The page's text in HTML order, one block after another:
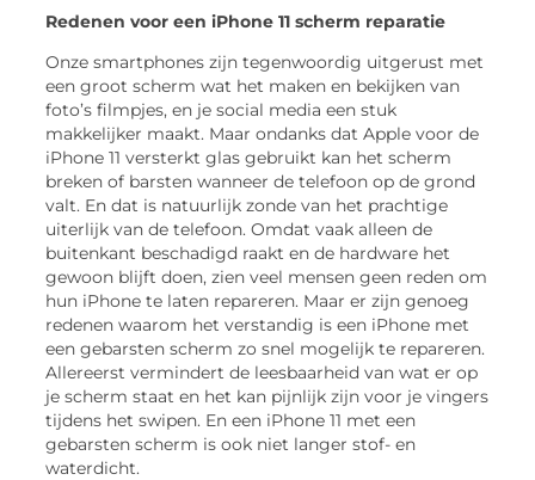
Redenen voor een iPhone 11 scherm reparatie
Onze smartphones zijn tegenwoordig uitgerust met
een groot scherm wat het maken en bekijken van
foto’s filmpjes, en je social media een stuk
makkelijker maakt. Maar ondanks dat Apple voor de
iPhone 11 versterkt glas gebruikt kan het scherm
breken of barsten wanneer de telefoon op de grond
valt. En dat is natuurlijk zonde van het prachtige
uiterlijk van de telefoon. Omdat vaak alleen de
buitenkant beschadigd raakt en de hardware het
gewoon blijft doen, zien veel mensen geen reden om
hun iPhone te laten repareren. Maar er zijn genoeg
redenen waarom het verstandig is een iPhone met
een gebarsten scherm zo snel mogelijk te repareren.
Allereerst vermindert de leesbaarheid van wat er op
je scherm staat en het kan pijnlijk zijn voor je vingers
tijdens het swipen. En een iPhone 11 met een
gebarsten scherm is ook niet langer stof- en
waterdicht.